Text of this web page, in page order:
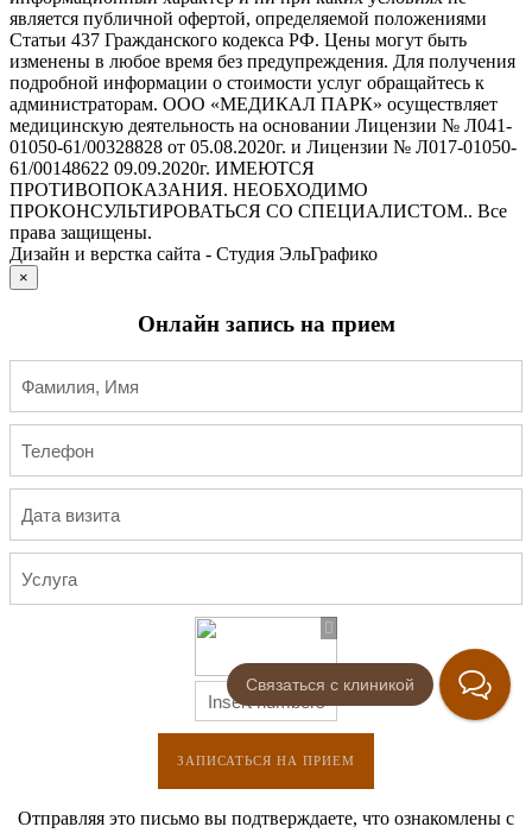
является публичной офертой, определяемой положениями
Статьи 437 Гражданского кодекса РФ. Цены могут быть
изменены в любое время без предупреждения. Для получения
подробной информации о стоимости услуг обращайтесь к
администраторам. ООО «МЕДИКАЛ ПАРК» осуществляет
медицинскую деятельность на основании Лицензии № Л041-
01050-61/00328828 от 05.08.2020г. и Лицензии № Л017-01050-
61/00148622 09.09.2020г. ИМЕЮТСЯ
ПРОТИВОПОКАЗАНИЯ. НЕОБХОДИМО
ПРОКОНСУЛЬТИРОВАТЬСЯ СО СПЕЦИАЛИСТОМ.. Все
права защищены.
Дизайн и верстка сайта - Студия ЭльГрафико
×
Онлайн запись на прием
ЗАПИСАТЬСЯ НА ПРИЕМ
Отправляя это письмо вы подтверждаете, что ознакомлены с
Связаться с клиникой